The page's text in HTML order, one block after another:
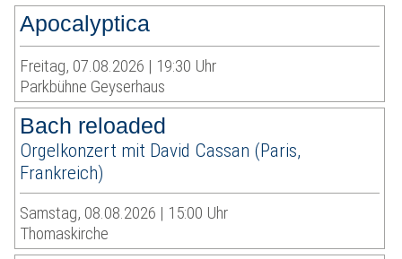
Apocalyptica
Freitag, 07.08.2026 | 19:30 Uhr
Parkbühne Geyserhaus
Bach reloaded
Orgelkonzert mit David Cassan (Paris,
Frankreich)
Samstag, 08.08.2026 | 15:00 Uhr
Thomaskirche